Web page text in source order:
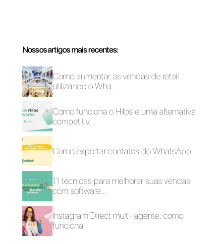
Escolha um idioma
Digite aqui seu e-mail:
Crie uma conta